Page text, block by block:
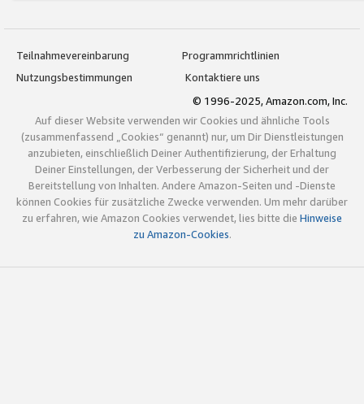
Teilnahmevereinbarung
Programmrichtlinien
Nutzungsbestimmungen
Kontaktiere uns
© 1996-2025, Amazon.com, Inc.
Auf dieser Website verwenden wir Cookies und ähnliche Tools
(zusammenfassend „Cookies“ genannt) nur, um Dir Dienstleistungen
anzubieten, einschließlich Deiner Authentifizierung, der Erhaltung
Deiner Einstellungen, der Verbesserung der Sicherheit und der
Bereitstellung von Inhalten. Andere Amazon-Seiten und -Dienste
können Cookies für zusätzliche Zwecke verwenden. Um mehr darüber
zu erfahren, wie Amazon Cookies verwendet, lies bitte die Hinweise
zu Amazon-Cookies.